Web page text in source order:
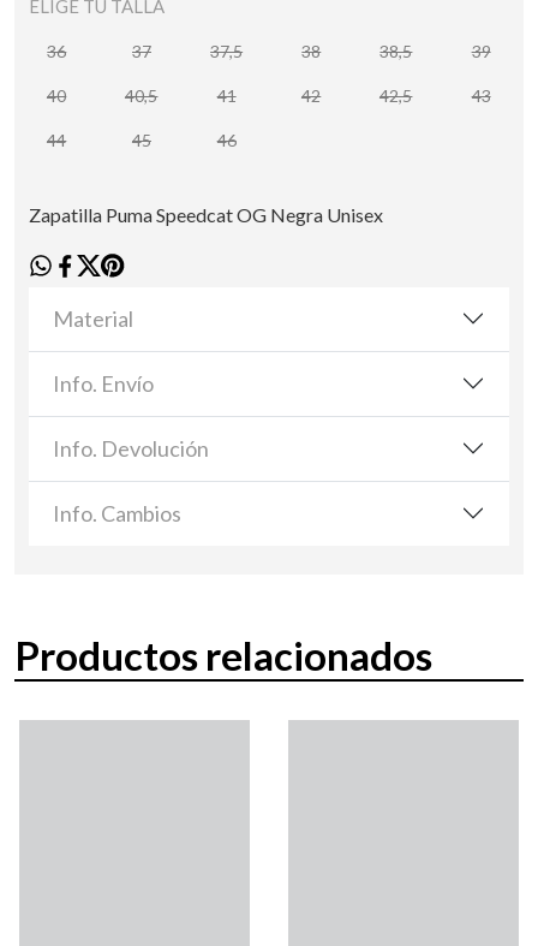
ELIGE TU TALLA
36 37 37,5 38 38,5 39
40 40,5 41 42 42,5 43
44 45 46
Zapatilla Puma Speedcat OG Negra Unisex
Material
Info. Envío
Info. Devolución
Info. Cambios
Productos relacionados